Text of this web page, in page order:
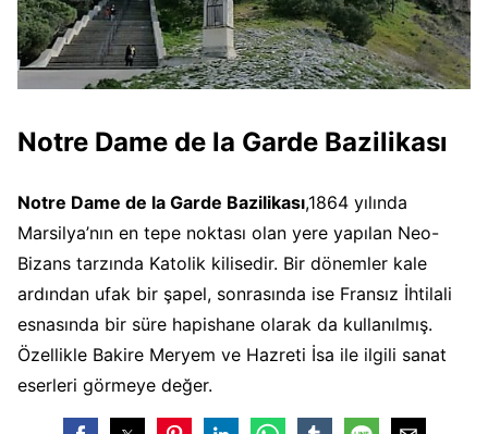
Notre Dame de la Garde Bazilikası
Notre Dame de la Garde Bazilikası,1864 yılında
Marsilya’nın en tepe noktası olan yere yapılan Neo-
Bizans tarzında Katolik kilisedir. Bir dönemler kale
ardından ufak bir şapel, sonrasında ise Fransız İhtilali
esnasında bir süre hapishane olarak da kullanılmış.
Özellikle Bakire Meryem ve Hazreti İsa ile ilgili sanat
eserleri görmeye değer.